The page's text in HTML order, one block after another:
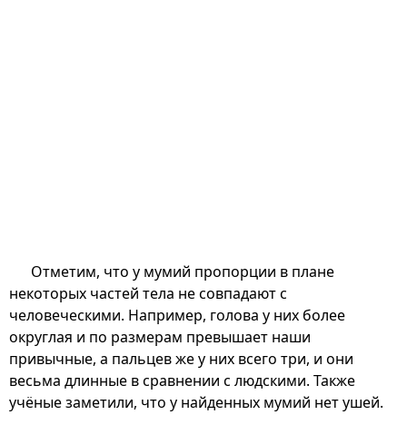
Отметим, что у мумий пропорции в плане
некоторых частей тела не совпадают с
человеческими. Например, голова у них более
округлая и по размерам превышает наши
привычные, а пальцев же у них всего три, и они
весьма длинные в сравнении с людскими. Также
учёные заметили, что у найденных мумий нет ушей.